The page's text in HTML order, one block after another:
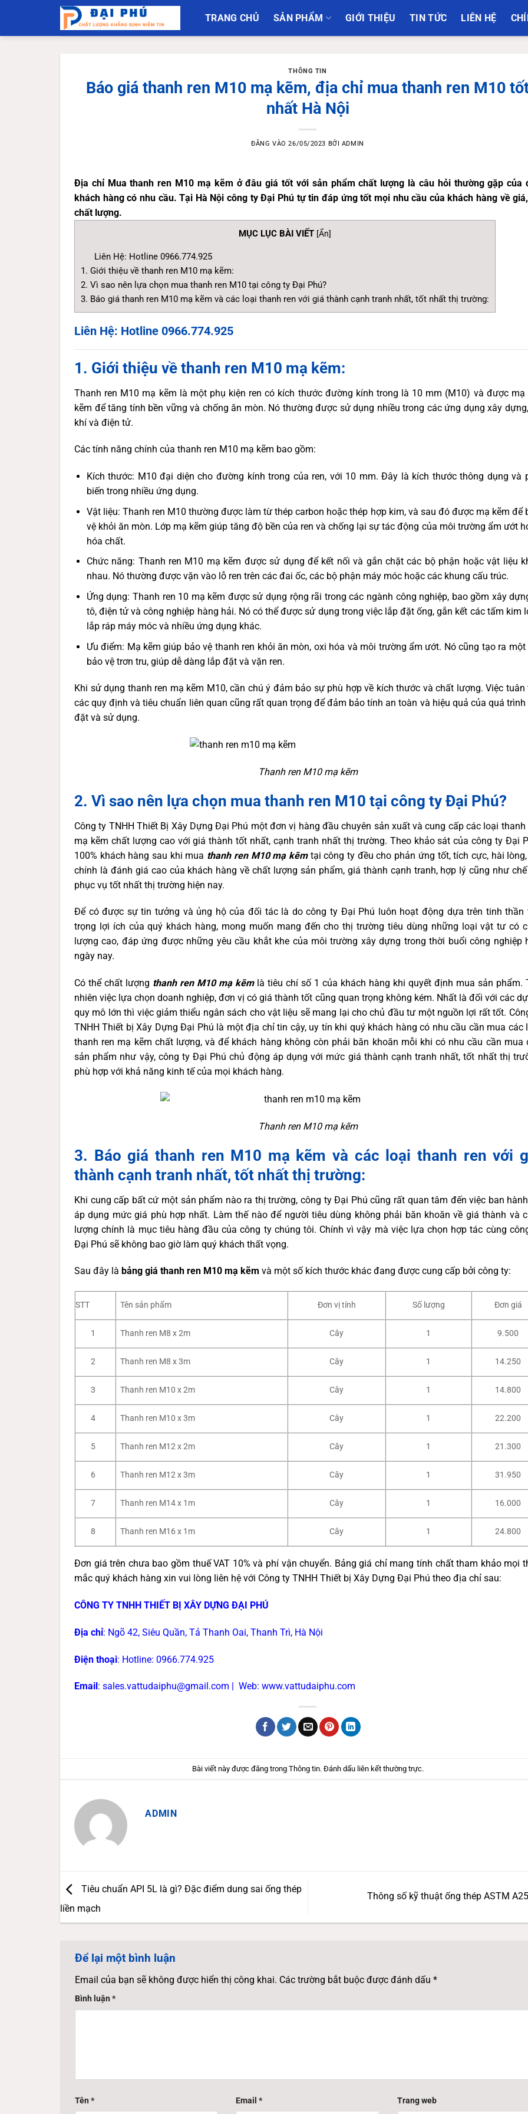
nội
TRANG CHỦ SẢN PHẨM GIỚI THIỆU TIN TỨC LIÊN HỆ
THÔNG TIN
Báo giá thanh ren M10 mạ kẽm, địa chỉ mua thanh ren M10
nhất Hà Nội
ĐĂNG VÀO26/05/2023 BỞI ADMIN
Địa chỉ Mua thanh ren M10 mạ kẽm ở đâu giá tốt với sản phẩm chất lượng là câu hỏi thường gặp của
khách hàng có nhu cầu. Tại Hà Nội công ty Đại Phú tự tin đáp ứng tốt mọi nhu cầu của khách hàng về
chất lượng.
MỤC LỤC BÀI VIẾT [Ẩn]
Liên Hệ: Hotline 0966.774.925
1. Giới thiệu về thanh ren M10 mạ kẽm:
2. Vì sao nên lựa chọn mua thanh ren M10 tại công ty Đại Phú?
3. Báo giá thanh ren M10 mạ kẽm và các loại thanh ren với giá thành cạnh tranh nhất, tốt nhất thị trường:
Liên Hệ: Hotline 0966.774.925
1. Giới thiệu về thanh ren M10 mạ kẽm:
Thanh ren M10 mạ kẽm là một phụ kiện ren có kích thước đường kính trong là 10 mm (M10) và được mạ
kẽm để tăng tính bền vững và chống ăn mòn. Nó thường được sử dụng nhiều trong các ứng dụng xây
khí và điện tử.
Các tính năng chính của thanh ren M10 mạ kẽm bao gồm:
Kích thước: M10 đại diện cho đường kính trong của ren, với 10 mm. Đây là kích thước thông dụng và
biến trong nhiều ứng dụng.
Vật liệu: Thanh ren M10 thường được làm từ thép carbon hoặc thép hợp kim, và sau đó được mạ kẽm để
vệ khỏi ăn mòn. Lớp mạ kẽm giúp tăng độ bền của ren và chống lại sự tác động của môi trường ẩm ướt
hóa chất.
Chức năng: Thanh ren M10 mạ kẽm được sử dụng để kết nối và gắn chặt các bộ phận hoặc vật liệu
nhau. Nó thường được vặn vào lỗ ren trên các đai ốc, các bộ phận máy móc hoặc các khung cấu trúc.
Ứng dụng: Thanh ren 10 mạ kẽm được sử dụng rộng rãi trong các ngành công nghiệp, bao gồm xây
tô, điện tử và công nghiệp hàng hải. Nó có thể được sử dụng trong việc lắp đặt ống, gắn kết các tấm kim
lắp ráp máy móc và nhiều ứng dụng khác.
Ưu điểm: Mạ kẽm giúp bảo vệ thanh ren khỏi ăn mòn, oxi hóa và môi trường ẩm ướt. Nó cũng tạo ra một
bảo vệ trơn tru, giúp dễ dàng lắp đặt và vặn ren.
Khi sử dụng thanh ren mạ kẽm M10, cần chú ý đảm bảo sự phù hợp về kích thước và chất lượng. Việc tuân
các quy định và tiêu chuẩn liên quan cũng rất quan trọng để đảm bảo tính an toàn và hiệu quả của quá trình
đặt và sử dụng.
Thanh ren M10 mạ kẽm
2. Vì sao nên lựa chọn mua thanh ren M10 tại công ty Đại Phú?
Công ty TNHH Thiết Bị Xây Dựng Đại Phú một đơn vị hàng đầu chuyên sản xuất và cung cấp các loại thanh
mạ kẽm chất lượng cao với giá thành tốt nhất, cạnh tranh nhất thị trường. Theo khảo sát của công ty Đại
100% khách hàng sau khi mua thanh ren M10 mạ kẽmtại công ty đều cho phản ứng tốt, tích cực, hài
chính là đánh giá cao của khách hàng về chất lượng sản phẩm, giá thành cạnh tranh, hợp lý cũng như
phục vụ tốt nhất thị trường hiện nay.
Để có được sự tin tưởng và ủng hộ của đối tác là do công ty Đại Phú luôn hoạt động dựa trên tinh thần
trọng lợi ích của quý khách hàng, mong muốn mang đến cho thị trường tiêu dùng những loại vật tư có
lượng cao, đáp ứng được những yêu cầu khắt khe của môi trường xây dựng trong thời buổi công nghiệp
ngày nay.
Có thể chất lượng thanh ren M10 mạ kẽmlà tiêu chí số 1 của khách hàng khi quyết định mua sản phẩm.
nhiên việc lựa chọn doanh nghiệp, đơn vị có giá thành tốt cũng quan trọng không kém. Nhất là đối với các
quy mô lớn thì việc giảm thiểu ngân sách cho vật liệu sẽ mang lại cho chủ đầu tư một nguồn lợi rất tốt.
TNHH Thiết bị Xây Dựng Đại Phú là một địa chỉ tin cậy, uy tín khi quý khách hàng có nhu cầu cần mua các
thanh ren mạ kẽm chất lượng, và để khách hàng không còn phải băn khoăn mỗi khi có nhu cầu cần mua
sản phẩm như vậy, công ty Đại Phú chủ động áp dụng với mức giá thành cạnh tranh nhất, tốt nhất thị
phù hợp với khả năng kinh tế của mọi khách hàng.
Thanh ren M10 mạ kẽm
3. Báo giá thanh ren M10 mạ kẽm và các loại thanh ren với
thành cạnh tranh nhất, tốt nhất thị trường:
Khi cung cấp bất cứ một sản phẩm nào ra thị trường, công ty Đại Phú cũng rất quan tâm đến việc ban
áp dụng mức giá phù hợp nhất. Làm thế nào để người tiêu dùng không phải băn khoăn về giá thành và
lượng chính là mục tiêu hàng đầu của công ty chúng tôi. Chính vì vậy mà việc lựa chọn hợp tác cùng
Đại Phú sẽ không bao giờ làm quý khách thất vọng.
Sau đây là bảng giá thanh ren M10 mạ kẽm và một số kích thước khác đang được cung cấp bởi công ty:
STT Tên sản phẩm Đơn vị tính Số lượng Đơn giá
1 Thanh ren M8 x 2m Cây 1 9.500
2 Thanh ren M8 x 3m Cây 1 14.250
3 Thanh ren M10 x 2m Cây 1 14.800
4 Thanh ren M10 x 3m Cây 1 22.200
5 Thanh ren M12 x 2m Cây 1 21.300
6 Thanh ren M12 x 3m Cây 1 31.950
7 Thanh ren M14 x 1m Cây 1 16.000
8 Thanh ren M16 x 1m Cây 1 24.800
Đơn giá trên chưa bao gồm thuế VAT 10% và phí vận chuyển. Bảng giá chỉ mang tính chất tham khảo mọi
mắc quý khách hàng xin vui lòng liên hệ với Công ty TNHH Thiết bị Xây Dựng Đại Phú theo địa chỉ sau:
CÔNG TY TNHH THIẾT BỊ XÂY DỰNG ĐẠI PHÚ
Địa chỉ: Ngõ 42, Siêu Quần, Tả Thanh Oai, Thanh Trì, Hà Nội
Điện thoại: Hotline: 0966.774.925
Email : sales.vattudaiphu@gmail.com | Web: www.vattudaiphu.com
Bài viết này được đăng trong Thông tin. Đánh dấu liên kết thường trực.
ADMIN
Tiêu chuẩn API 5L là gì? Đặc điểm dung sai ống thép
liền mạch
Thông số kỹ thuật ống thép ASTM
Để lại một bình luận
Email của bạn sẽ không được hiển thị công khai. Các trường bắt buộc được đánh dấu *
Bình luận *
Tên * Email* Trang web